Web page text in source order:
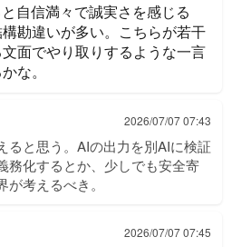
自信満々で誠実さを感じる
勘違いが多い。こちらが若干
面でやり取りするような一言
な。
2026/07/07 07:43
ると思う。AIの出力を別AIに検証
務化するとか、少しでも安全寄
考えるべき。
2026/07/07 07:45